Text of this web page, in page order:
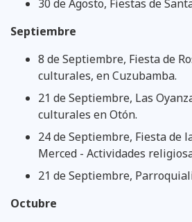
30 de Agosto, Fiestas de
Septiembre
8 de Septiembre, Fiesta de
culturales, en Cuzubamba.
21 de Septiembre, Las
culturales en Otón.
24 de Septiembre, Fiesta de
Merced - Actividades
21 de Septiembre,
Octubre